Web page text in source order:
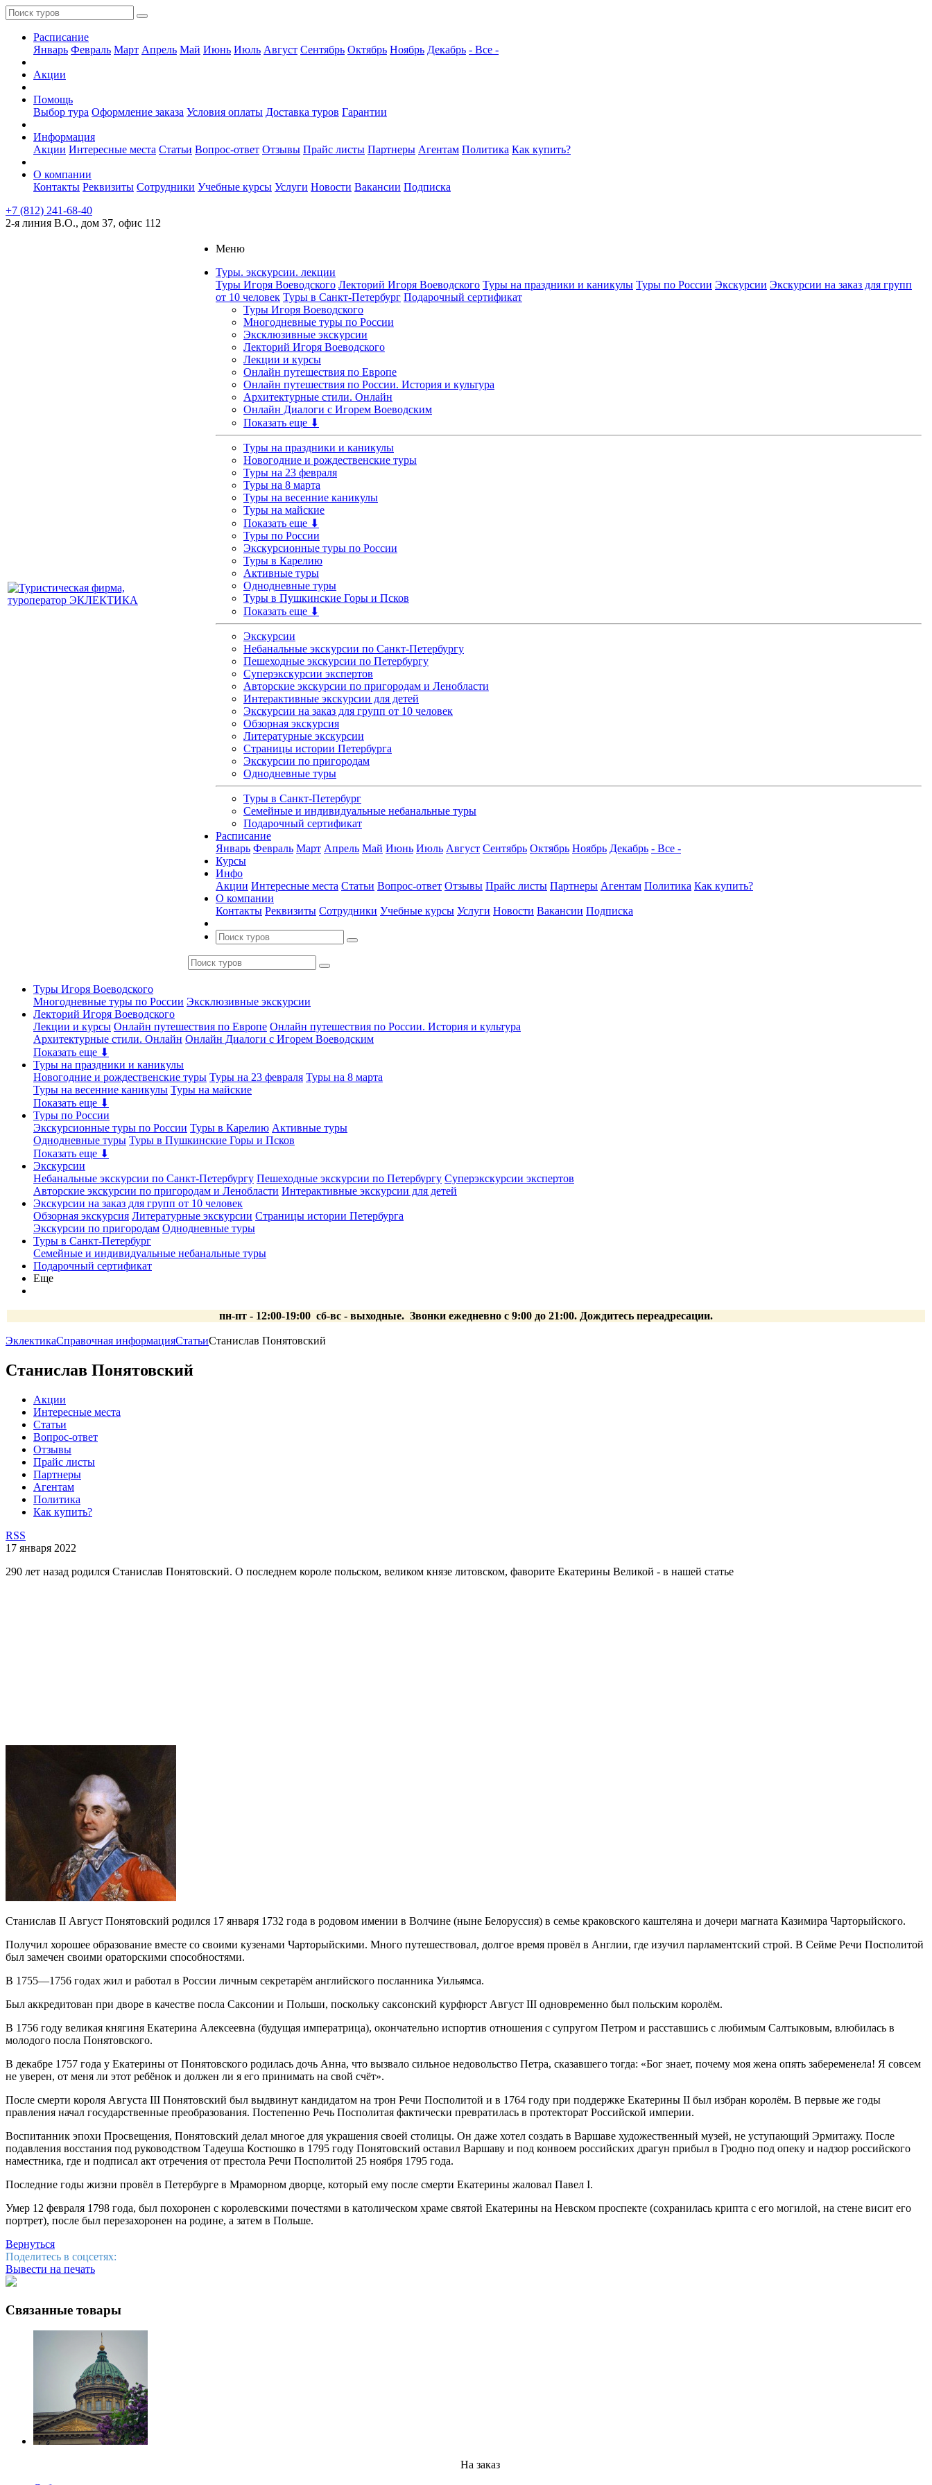
Расписание
Январь Февраль Март Апрель Май Июнь Июль Август Сентябрь Октябрь Ноябрь Декабрь - Все -
Акции
Помощь
Выбор тура Оформление заказа Условия оплаты Доставка туров Гарантии
Информация
Акции Интересные места Статьи Вопрос-ответ Отзывы Прайс листы Партнеры Агентам Политика Как купить?
О компании
Контакты Реквизиты Сотрудники Учебные курсы Услуги Новости Вакансии Подписка
+7 (812) 241-68-40
2-я линия В.О., дом 37, офис 112
Меню
Туры. экскурсии. лекции
Туры Игоря Воеводского Лекторий Игоря Воеводского Туры на праздники и каникулы Туры по России Экскурсии Экскурсии на заказ для групп
от 10 человек Туры в Санкт-Петербург Подарочный сертификат
Туры Игоря Воеводского
Многодневные туры по России
Эксклюзивные экскурсии
Лекторий Игоря Воеводского
Лекции и курсы
Онлайн путешествия по Европе
Онлайн путешествия по России. История и культура
Архитектурные стили. Онлайн
Онлайн Диалоги с Игорем Воеводским
Показать еще ⬇
Туры на праздники и каникулы
Новогодние и рождественские туры
Туры на 23 февраля
Туры на 8 марта
Туры на весенние каникулы
Туры на майские
Показать еще ⬇
Туры по России
Экскурсионные туры по России
Туры в Карелию
Активные туры
Однодневные туры
Туры в Пушкинские Горы и Псков
Показать еще ⬇
Экскурсии
Небанальные экскурсии по Санкт-Петербургу
Пешеходные экскурсии по Петербургу
Суперэкскурсии экспертов
Авторские экскурсии по пригородам и Ленобласти
Интерактивные экскурсии для детей
Экскурсии на заказ для групп от 10 человек
Обзорная экскурсия
Литературные экскурсии
Страницы истории Петербурга
Экскурсии по пригородам
Однодневные туры
Туры в Санкт-Петербург
Семейные и индивидуальные небанальные туры
Подарочный сертификат
Расписание
Январь Февраль Март Апрель Май Июнь Июль Август Сентябрь Октябрь Ноябрь Декабрь - Все -
Курсы
Инфо
Акции Интересные места Статьи Вопрос-ответ Отзывы Прайс листы Партнеры Агентам Политика Как купить?
О компании
Контакты Реквизиты Сотрудники Учебные курсы Услуги Новости Вакансии Подписка
Туры Игоря Воеводского
Многодневные туры по России Эксклюзивные экскурсии
Лекторий Игоря Воеводского
Лекции и курсы Онлайн путешествия по Европе Онлайн путешествия по России. История и культура
Архитектурные стили. Онлайн Онлайн Диалоги с Игорем Воеводским
Показать еще ⬇
Туры на праздники и каникулы
Новогодние и рождественские туры Туры на 23 февраля Туры на 8 марта
Туры на весенние каникулы Туры на майские
Показать еще ⬇
Туры по России
Экскурсионные туры по России Туры в Карелию Активные туры
Однодневные туры Туры в Пушкинские Горы и Псков
Показать еще ⬇
Экскурсии
Небанальные экскурсии по Санкт-Петербургу Пешеходные экскурсии по Петербургу Суперэкскурсии экспертов
Авторские экскурсии по пригородам и Ленобласти Интерактивные экскурсии для детей
Экскурсии на заказ для групп от 10 человек
Обзорная экскурсия Литературные экскурсии Страницы истории Петербурга
Экскурсии по пригородам Однодневные туры
Туры в Санкт-Петербург
Семейные и индивидуальные небанальные туры
Подарочный сертификат
Еще
пн-пт - 12:00-19:00 сб-вс - выходные. Звонки ежедневно с 9:00 до 21:00. Дождитесь переадресации.
ЭклектикаСправочная информацияСтатьиСтанислав Понятовский
Станислав Понятовский
Акции
Интересные места
Статьи
Вопрос-ответ
Отзывы
Прайс листы
Партнеры
Агентам
Политика
Как купить?
RSS
17 января 2022
290 лет назад родился Станислав Понятовский. О последнем короле польском, великом князе литовском, фаворите Екатерины Великой - в нашей статье
Станислав II Август Понятовский родился 17 января 1732 года в родовом имении в Волчине (ныне Белоруссия) в семье краковского каштеляна и дочери магната Казимира Чарторыйского.
Получил хорошее образование вместе со своими кузенами Чарторыйскими. Много путешествовал, долгое время провёл в Англии, где изучил парламентский строй. В Сейме Речи Посполитой
был замечен своими ораторскими способностями.
В 1755—1756 годах жил и работал в России личным секретарём английского посланника Уильямса.
Был аккредитован при дворе в качестве посла Саксонии и Польши, поскольку саксонский курфюрст Август III одновременно был польским королём.
В 1756 году великая княгиня Екатерина Алексеевна (будущая императрица), окончательно испортив отношения с супругом Петром и расставшись с любимым Салтыковым, влюбилась в
молодого посла Понятовского.
В декабре 1757 года у Екатерины от Понятовского родилась дочь Анна, что вызвало сильное недовольство Петра, сказавшего тогда: «Бог знает, почему моя жена опять забеременела! Я совсем
не уверен, от меня ли этот ребёнок и должен ли я его принимать на свой счёт».
После смерти короля Августа III Понятовский был выдвинут кандидатом на трон Речи Посполитой и в 1764 году при поддержке Екатерины II был избран королём. В первые же годы
правления начал государственные преобразования. Постепенно Речь Посполитая фактически превратилась в протекторат Российской империи.
Воспитанник эпохи Просвещения, Понятовский делал многое для украшения своей столицы. Он даже хотел создать в Варшаве художественный музей, не уступающий Эрмитажу. После
подавления восстания под руководством Тадеуша Костюшко в 1795 году Понятовский оставил Варшаву и под конвоем российских драгун прибыл в Гродно под опеку и надзор российского
наместника, где и подписал акт отречения от престола Речи Посполитой 25 ноября 1795 года.
Последние годы жизни провёл в Петербурге в Мраморном дворце, который ему после смерти Екатерины жаловал Павел I.
Умер 12 февраля 1798 года, был похоронен с королевскими почестями в католическом храме святой Екатерины на Невском проспекте (сохранилась крипта с его могилой, на стене висит его
портрет), после был перезахоронен на родине, а затем в Польше.
Вернуться
Поделитесь в соцсетях:
Вывести на печать
Связанные товары
На заказ